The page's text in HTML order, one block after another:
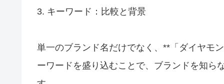
3. キーワード：比較と背景
単一のブランド名だけでなく、**「ダイヤモ
ーワードを盛り込むことで、ブランドを知ら